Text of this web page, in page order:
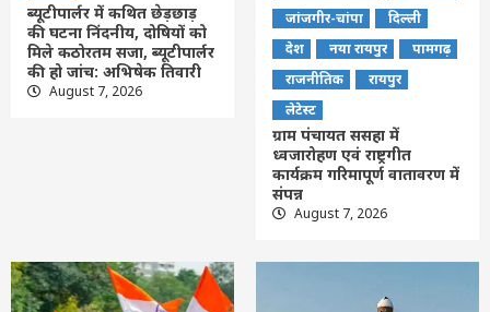
ब्यूटीपार्लर में कथित छेड़छाड़
की घटना निंदनीय, दोषियों को
मिले कठोरतम सजा, ब्यूटीपार्लर
की हो जांच: अभिषेक तिवारी
August 7, 2026
जांजगीर-चांपा
दिल्ली
देश
नया रायपुर
पामगढ़
राजनीतिक
रायपुर
लेटेस्ट
ग्राम पंचायत ससहा में
ध्वजारोहण एवं राष्ट्रगीत
कार्यक्रम गरिमापूर्ण वातावरण में
संपन्न
August 7, 2026